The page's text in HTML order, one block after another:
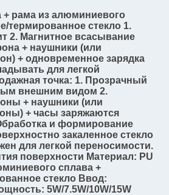
+ рама из алюминиевого
термированное стекло 1.
2. Магнитное всасывание
+ наушники (или
+ одновременное зарядка
для легкой
точка: 1. Прозрачный
внешним видом 2.
+ наушники (или
+ часы заряжаются
и формирование
закаленное стекло
для легкой переносимости.
поверхности Материал: PU
сплава +
стекло Ввод:
5W/7.5W/10W/15W